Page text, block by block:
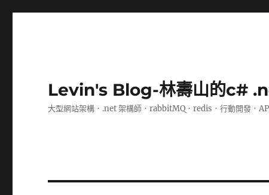
Levin's Blog-林壽山的c#
大型網站架構．.net 架構師．rabbitMQ．redis．行動開發．